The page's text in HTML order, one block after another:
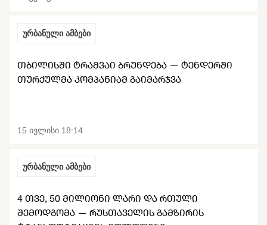
ურბანული ამბები
ᲗᲑᲘᲚᲘᲡᲨᲘ ᲢᲠᲐᲛᲕᲐᲘ ᲑᲠᲣᲜᲓᲔᲑᲐ — ᲢᲔᲜᲓᲔᲠᲨᲘ
ᲗᲣᲠᲥᲣᲚᲛᲐ ᲙᲝᲛᲞᲐᲜᲘᲐᲛ ᲒᲐᲘᲛᲐᲠᲯᲕᲐ
15 ივლისი 18:14
ურბანული ამბები
4 ᲗᲕᲔ, 50 ᲛᲘᲚᲘᲝᲜᲘ ᲚᲐᲠᲘ ᲓᲐ ᲠᲗᲣᲚᲘ
ᲨᲔᲛᲝᲓᲒᲝᲛᲐ — ᲠᲣᲡᲗᲐᲕᲔᲚᲘᲡ ᲒᲐᲛᲖᲘᲠᲘᲡ